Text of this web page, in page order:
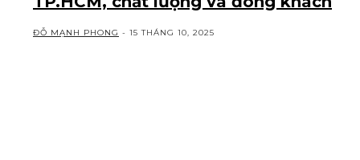
ĐỖ MẠNH PHONG - 15 THÁNG 10, 2025